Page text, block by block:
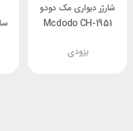
شارژر دیواری مک دودو
Mcdodo CH-1951
بزودی